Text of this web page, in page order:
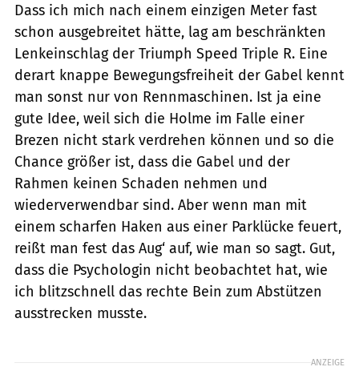
Dass ich mich nach einem einzigen Meter fast
schon ausgebreitet hätte, lag am beschränkten
Lenkeinschlag der Triumph Speed Triple R. Eine
derart knappe Bewegungsfreiheit der Gabel kennt
man sonst nur von Rennmaschinen. Ist ja eine
gute Idee, weil sich die Holme im Falle einer
Brezen nicht stark verdrehen können und so die
Chance größer ist, dass die Gabel und der
Rahmen keinen Schaden nehmen und
wiederverwendbar sind. Aber wenn man mit
einem scharfen Haken aus einer Parklücke feuert,
reißt man fest das Aug‘ auf, wie man so sagt. Gut,
dass die Psychologin nicht beobachtet hat, wie
ich blitzschnell das rechte Bein zum Abstützen
ausstrecken musste.
ANZEIGE